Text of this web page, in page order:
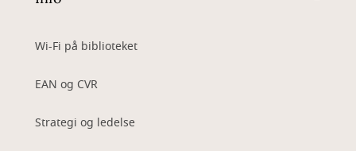
Wi-Fi på biblioteket
EAN og CVR
Strategi og ledelse